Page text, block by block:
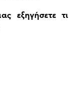
εξηγήσετε τι